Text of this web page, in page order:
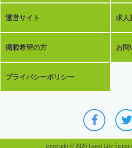
運営サイト 求人
掲載希望の方 お問
プライバシーポリシー
copyright © 2026 Good Life Senior